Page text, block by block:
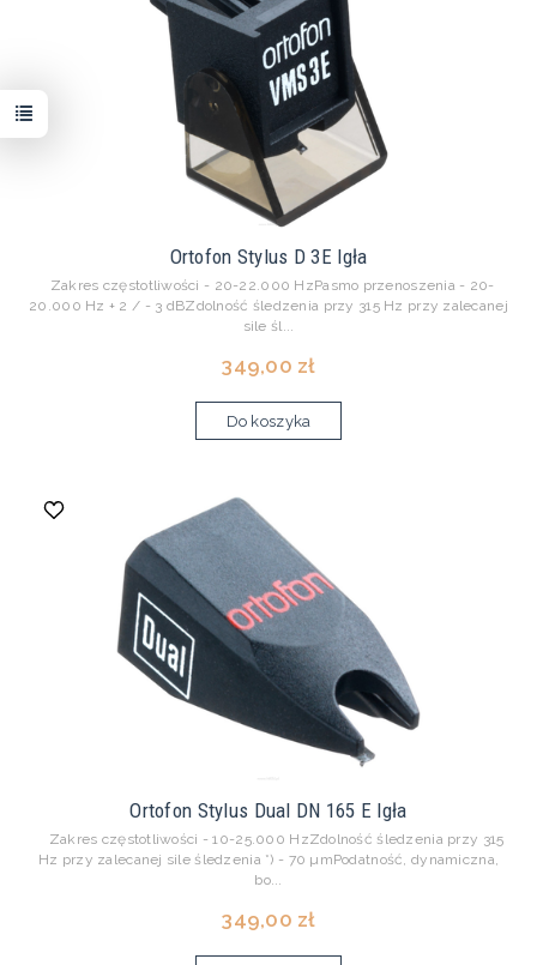
Ortofon Stylus D 3E Igła
Zakres częstotliwości - 20-22.000 HzPasmo przenoszenia - 20-
20.000 Hz + 2 / - 3 dBZdolność śledzenia przy 315 Hz przy zalecanej
sile śl...
349,00 zł
Do koszyka
Ortofon Stylus Dual DN 165 E Igła
Zakres częstotliwości - 10-25.000 HzZdolność śledzenia przy 315
Hz przy zalecanej sile śledzenia *) - 70 µmPodatność, dynamiczna,
bo...
349,00 zł